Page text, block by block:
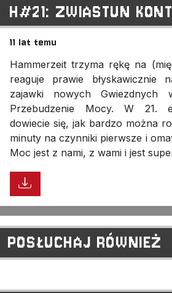
H#21: ZWIASTUN
11 lat temu
Hammerzeit trzyma rękę na
reaguje prawie błyskawicznie
zajawki nowych Gwiezdnych
Przebudzenie Mocy. W 21.
dowiecie się, jak bardzo można
minuty na czynniki pierwsze i
Moc jest z nami, z wami i jest
POSŁUCHAJ RÓWNIEŻ